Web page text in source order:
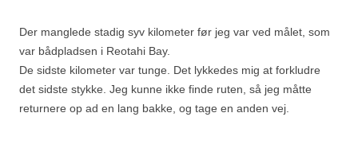
Der manglede stadig syv kilometer før jeg var ved målet, som
var bådpladsen i Reotahi Bay.
De sidste kilometer var tunge. Det lykkedes mig at forkludre
det sidste stykke. Jeg kunne ikke finde ruten, så jeg måtte
returnere op ad en lang bakke, og tage en anden vej.